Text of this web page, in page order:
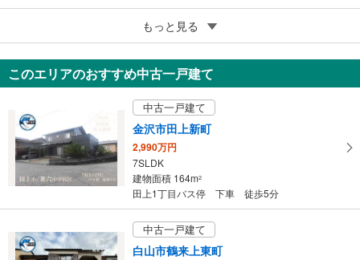
3,880万円
3LDK（L号地、M号地）
101.85m2～104.33m
石川県小松市白江町
もっと見る
このエリアのおすすめ中古一戸建て
中古一戸建て
金沢市田上新町
2,990万円
7SLDK
建物面積 164m2
田上1丁目バス停 下車 徒歩5分
中古一戸建て
白山市鶴来上東町